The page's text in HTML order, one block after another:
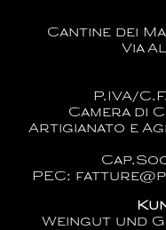
Cantine dei
Via
P.IVA/
Camera di
Artigianato e
PEC:
Weingut und